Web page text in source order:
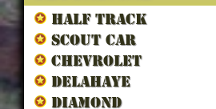
HALF TRACK
SCOUT CAR
CHEVROLET
DELAHAYE
DIAMOND